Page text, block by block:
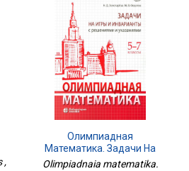
,
Олимпиадная
Математика. Задачи На
Игры И Инварианты С
Olimpiadnaia matematika.